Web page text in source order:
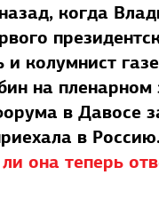
когда
колумнист
на пленарном
в Давосе
в Россию.
она теперь